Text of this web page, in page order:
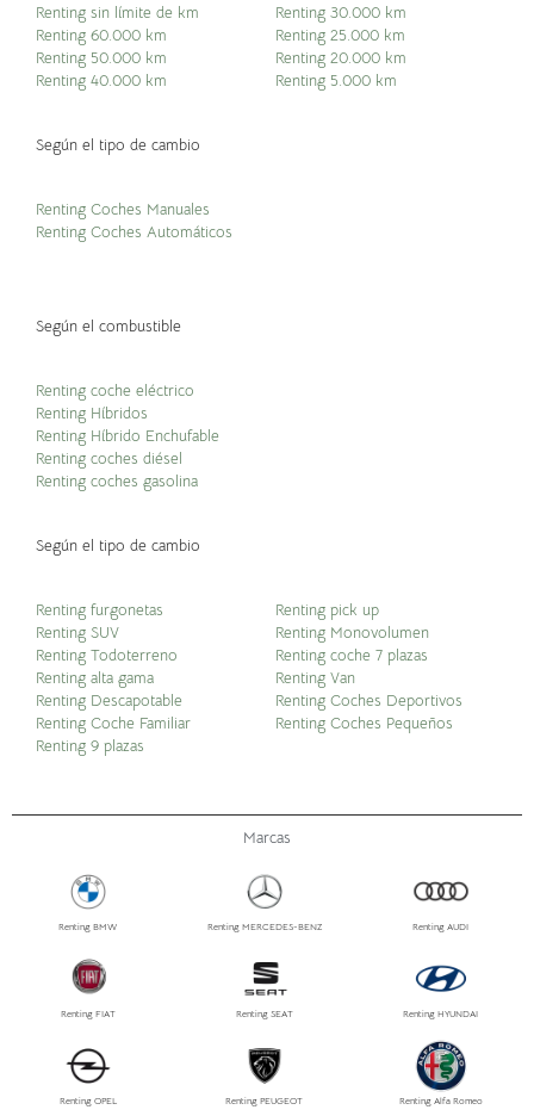
Renting sin límite de km
Renting 60.000 km
Renting 50.000 km
Renting 40.000 km
Renting 30.000 km
Renting 25.000 km
Renting 20.000 km
Renting 5.000 km
Según el tipo de cambio
Renting Coches Manuales
Renting Coches Automáticos
Según el combustible
Renting coche eléctrico
Renting Híbridos
Renting Híbrido Enchufable
Renting coches diésel
Renting coches gasolina
Según el tipo de cambio
Renting furgonetas
Renting SUV
Renting Todoterreno
Renting alta gama
Renting Descapotable
Renting Coche Familiar
Renting 9 plazas
Renting pick up
Renting Monovolumen
Renting coche 7 plazas
Renting Van
Renting Coches Deportivos
Renting Coches Pequeños
Marcas
Renting BMW Renting MERCEDES-BENZ Renting AUDI
Renting FIAT Renting SEAT Renting HYUNDAI
Renting OPEL Renting PEUGEOT Renting Alfa Romeo